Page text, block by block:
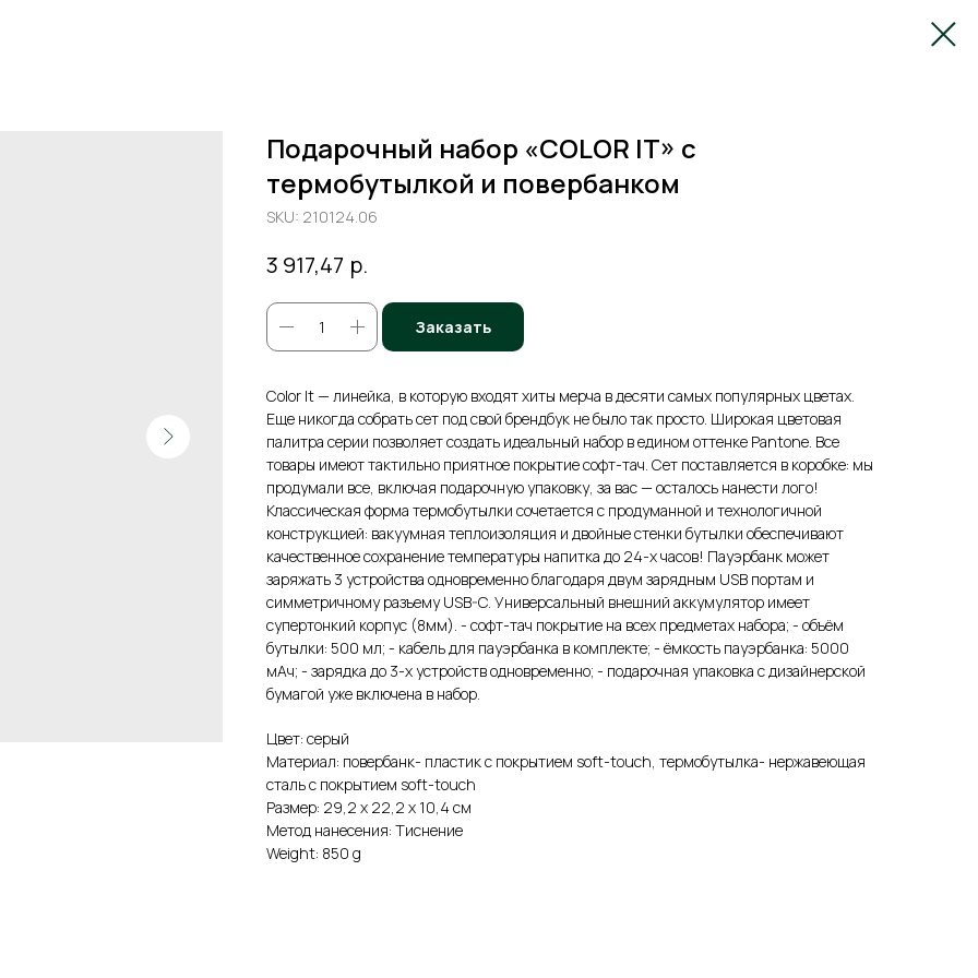
Подарочный набор «COLOR IT» с
термобутылкой и повербанком
SKU: 210124.06
3 917,47 р.
Заказать
Color It — линейка, в которую входят хиты мерча в десяти самых популярных цветах.
Еще никогда собрать сет под свой брендбук не было так просто. Широкая цветовая
палитра серии позволяет создать идеальный набор в едином оттенке Pantone. Все
товары имеют тактильно приятное покрытие софт-тач. Сет поставляется в коробке: мы
продумали все, включая подарочную упаковку, за вас — осталось нанести лого!
Классическая форма термобутылки сочетается с продуманной и технологичной
конструкцией: вакуумная теплоизоляция и двойные стенки бутылки обеспечивают
качественное сохранение температуры напитка до 24-х часов! Пауэрбанк может
заряжать 3 устройства одновременно благодаря двум зарядным USB портам и
симметричному разъему USB-C. Универсальный внешний аккумулятор имеет
супертонкий корпус (8мм). - софт-тач покрытие на всех предметах набора; - объём
бутылки: 500 мл; - кабель для пауэрбанка в комплекте; - ёмкость пауэрбанка: 5000
мАч; - зарядка до 3-х устройств одновременно; - подарочная упаковка с дизайнерской
бумагой уже включена в набор.
Цвет: серый
Материал: повербанк- пластик с покрытием soft-touch, термобутылка- нержавеющая
cталь с покрытием soft-touch
Размер: 29,2 х 22,2 х 10,4 см
Метод нанесения: Тиснение
Weight: 850 g